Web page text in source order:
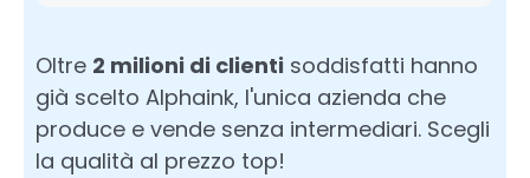
Oltre 2 milioni di clienti soddisfatti hanno
già scelto Alphaink, l'unica azienda che
produce e vende senza intermediari. Scegli
la qualità al prezzo top!